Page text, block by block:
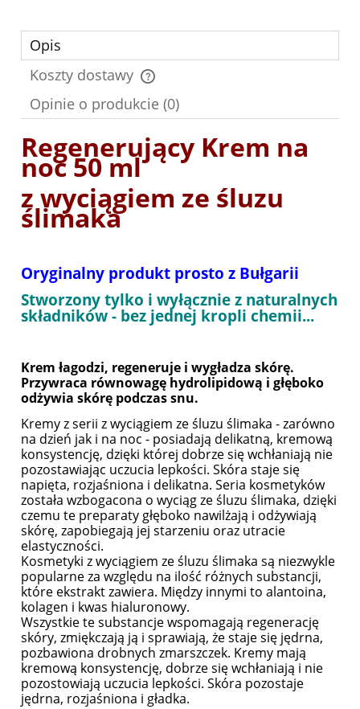
Opis
Koszty dostawy
Cena nie zawiera ewentualnych kosztów płatności
Opinie o produkcie (0)
Regenerujący Krem na
noc 50 ml
z wyciągiem ze śluzu
ślimaka
Oryginalny produkt prosto z Bułgarii
Stworzony tylko i wyłącznie z naturalnych
składników - bez jednej kropli chemii...
Krem łagodzi, regeneruje i wygładza skórę.
Przywraca równowagę hydrolipidową i głęboko
odżywia skórę podczas snu.
Kremy z serii z wyciągiem ze śluzu ślimaka - zarówno
na dzień jak i na noc - posiadają delikatną, kremową
konsystencję, dzięki której dobrze się wchłaniają nie
pozostawiając uczucia lepkości. Skóra staje się
napięta, rozjaśniona i delikatna. Seria kosmetyków
została wzbogacona o wyciąg ze śluzu ślimaka, dzięki
czemu te preparaty głęboko nawilżają i odżywiają
skórę, zapobiegają jej starzeniu oraz utracie
elastyczności.
Kosmetyki z wyciągiem ze śluzu ślimaka są niezwykle
popularne za względu na ilość różnych substancji,
które ekstrakt zawiera. Między innymi to alantoina,
kolagen i kwas hialuronowy.
Wszystkie te substancje wspomagają regenerację
skóry, zmiękczają ją i sprawiają, że staje się jędrna,
pozbawiona drobnych zmarszczek. Kremy mają
kremową konsystencję, dobrze się wchłaniają i nie
pozostowiają uczucia lepkości. Skóra pozostaje
jędrna, rozjaśniona i gładka.